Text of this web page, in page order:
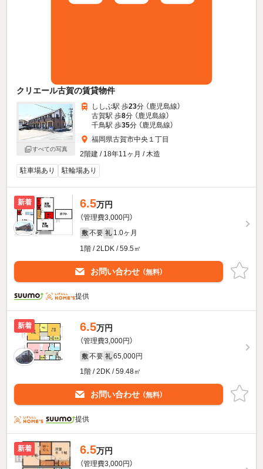
クリエール古賀の賃貸物件
すべての写真
ししぶ駅 歩23分 （鹿児島線）
古賀駅 歩8分 （鹿児島線）
千鳥駅 歩35分 （鹿児島線）
福岡県古賀市中央１丁目
2階建 / 18年11ヶ月 / 木造
駐車場あり
駐輪場あり
新着 6.5万円
（管理費3,000円）
敷 不要 礼 1.0ヶ月
1階 / 2LDK / 59.5㎡
お問い合わせ （無料）
提供
新着 6.5万円
（管理費3,000円）
敷 不要 礼 65,000円
1階 / 2DK / 59.48㎡
お問い合わせ （無料）
提供
新着 6.5万円
（管理費3,000円）